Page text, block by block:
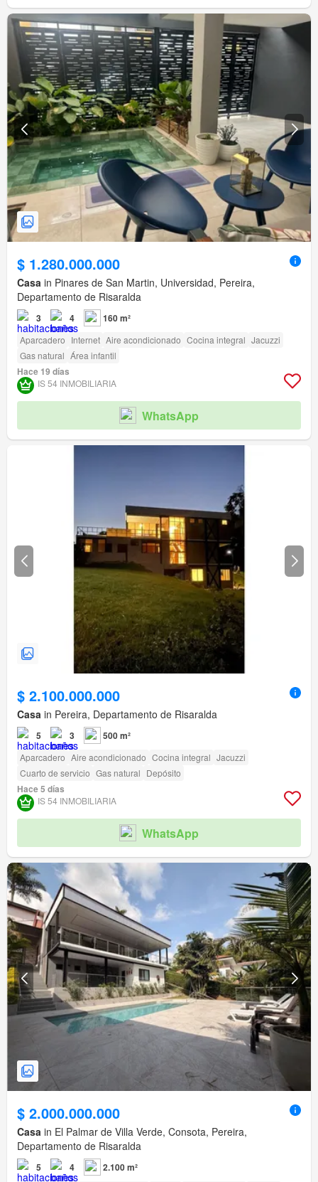
$ 1.280.000.000
Casa in Pinares de San Martin, Universidad, Pereira,
Departamento de Risaralda
3 4 160 m²
Aparcadero Internet Aire acondicionado Cocina integral Jacuzzi
Gas natural Área infantil
Hace 19 días
IS 54 INMOBILIARIA
WhatsApp
$ 2.100.000.000
Casa in Pereira, Departamento de Risaralda
5 3 500 m²
Aparcadero Aire acondicionado Cocina integral Jacuzzi
Cuarto de servicio Gas natural Depósito
Hace 5 días
IS 54 INMOBILIARIA
WhatsApp
$ 2.000.000.000
Casa in El Palmar de Villa Verde, Consota, Pereira,
Departamento de Risaralda
5 4 2.100 m²